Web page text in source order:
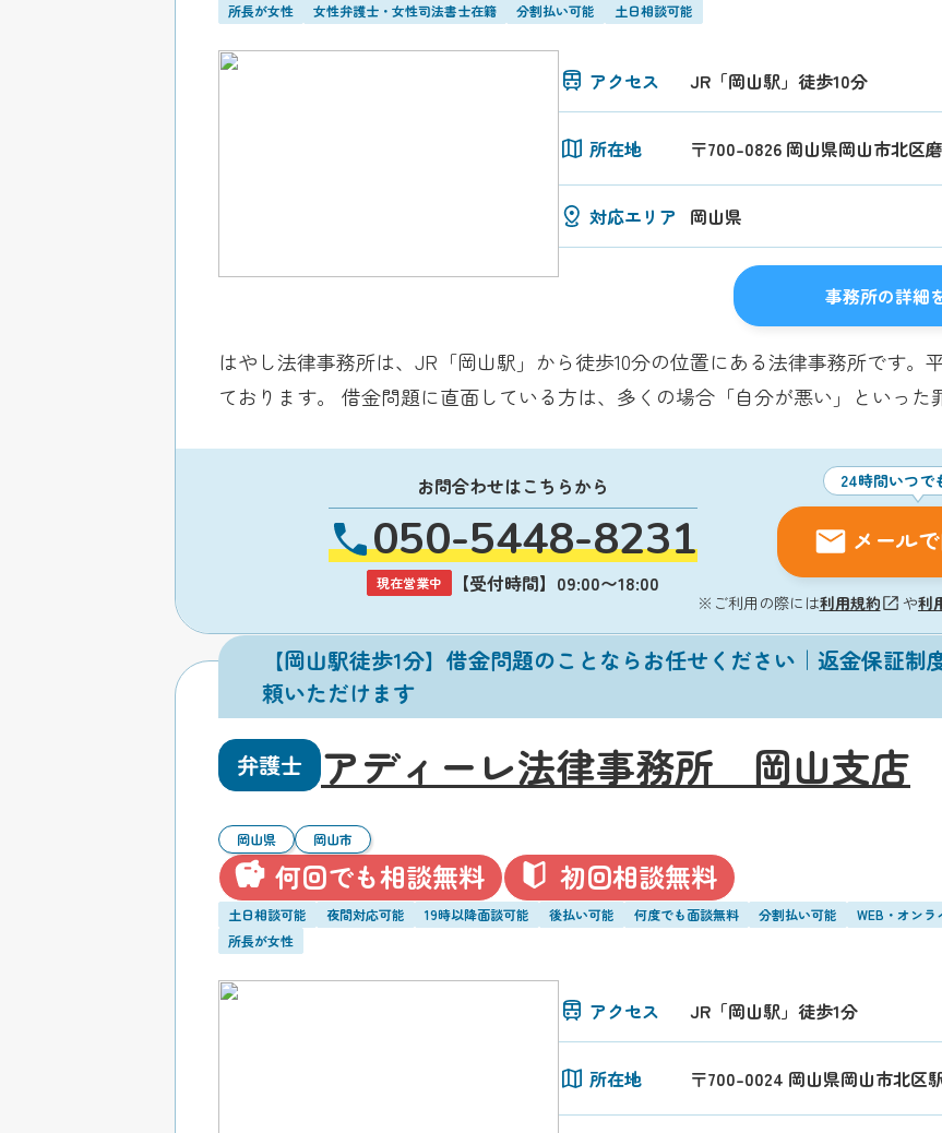
所長が女性 女性弁護士・女性司法書士在籍 分割払い可能 土日相談可能
アクセス JR「岡山駅」徒歩10分
所在地 〒700-0826 岡山県岡山市北区
対応エリア 岡山県
事務所の詳細
はやし法律事務所は、JR「岡山駅」から徒歩10分の位置にある法律事務所です。
ております。 借金問題に直面している方は、多くの場合「自分が悪い」といった
お問合わせはこちらから
050-5448-8231
現在営業中 【受付時間】09:00〜18:00
24時間いつで
メール
※ご利用の際には利用規約 や利
【岡山駅徒歩1分】借金問題のことならお任せください｜返金保証
頼いただけます
弁護士 アディーレ法律事務所 岡山支店
岡山県 岡山市
何回でも相談無料 初回相談無料
土日相談可能 夜間対応可能 19時以降面談可能 後払い可能 何度でも面談無料 分割払い可能 WEB・オンラ
所長が女性
アクセス JR「岡山駅」徒歩1分
所在地 〒700-0024 岡山県岡山市北区